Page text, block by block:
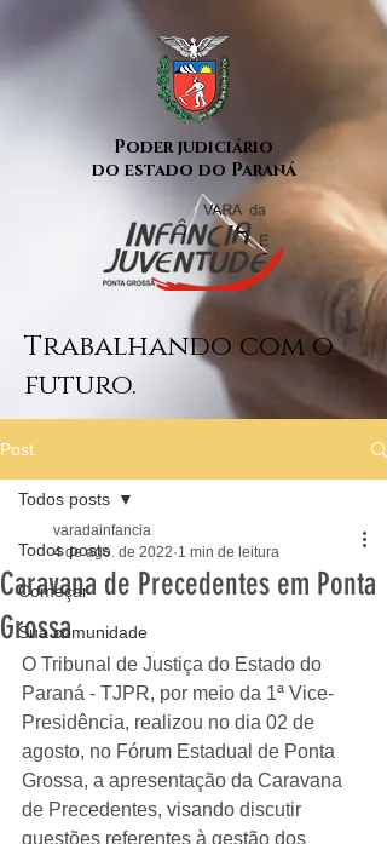
Poder judiciário
do estado do Paraná
Trabalhando com o
futuro.
Post
Todos posts
Começar
Sua comunidade
Todos posts
Caravana de Precedentes em Ponta
Grossa
varadainfancia
4 de ago. de 2022 1 min de leitura
O Tribunal de Justiça do Estado do
Paraná - TJPR, por meio da 1ª Vice-
Presidência, realizou no dia 02 de
agosto, no Fórum Estadual de Ponta
Grossa, a apresentação da Caravana
de Precedentes, visando discutir
questões referentes à gestão dos